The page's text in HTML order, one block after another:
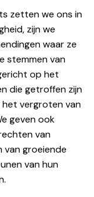
zetten we ons in
zijn we
waar ze
stemmen van
op het
die getroffen zijn
vergroten van
geven ook
van
van groeiende
van hun